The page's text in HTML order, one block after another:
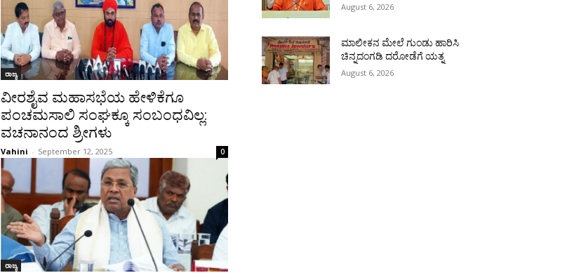
ರಾಜ್ಯ
ವೀರಶೈವ ಮಹಾಸಭೆಯ ಹೇಳಿಕೆಗೂ
ಪಂಚಮಸಾಲಿ ಸಂಘಕ್ಕೂ ಸಂಬಂಧವಿಲ್ಲ:
ವಚನಾನಂದ ಶ್ರೀಗಳು
Vahini - September 12, 2025 0
ರಾಜ್ಯ
August 6, 2026
ಮಾಲೀಕನ ಮೇಲೆ ಗುಂಡು ಹಾರಿಸಿ
ಚಿನ್ನದಂಗಡಿ ದರೋಡೆಗೆ ಯತ್ನ
August 6, 2026